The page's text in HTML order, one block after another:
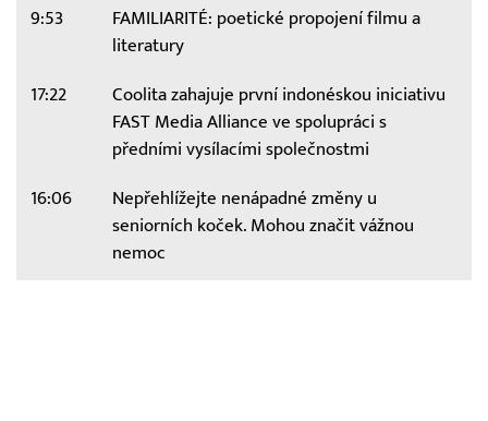
9:53
FAMILIARITÉ: poetické propojení filmu a
literatury
17:22
Coolita zahajuje první indonéskou iniciativu
FAST Media Alliance ve spolupráci s
předními vysílacími společnostmi
16:06
Nepřehlížejte nenápadné změny u
seniorních koček. Mohou značit vážnou
nemoc